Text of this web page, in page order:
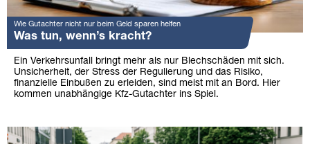
Wie Gutachter nicht nur beim Geld sparen helfen
Was tun, wenn’s kracht?
Ein Verkehrsunfall bringt mehr als nur Blechschäden mit sich.
Unsicherheit, der Stress der Regulierung und das Risiko,
finanzielle Einbußen zu erleiden, sind meist mit an Bord. Hier
kommen unabhängige Kfz-Gutachter ins Spiel.